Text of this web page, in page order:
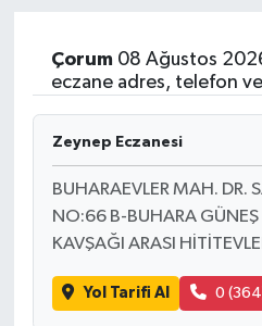
Çorum08 Ağustos
eczane adres, telefon ve
Zeynep Eczanesi
BUHARAEVLER MAH. DR.
NO:66 B-BUHARA GÜNEŞ
KAVŞAĞI ARASI
Yol Tarifi Al 0